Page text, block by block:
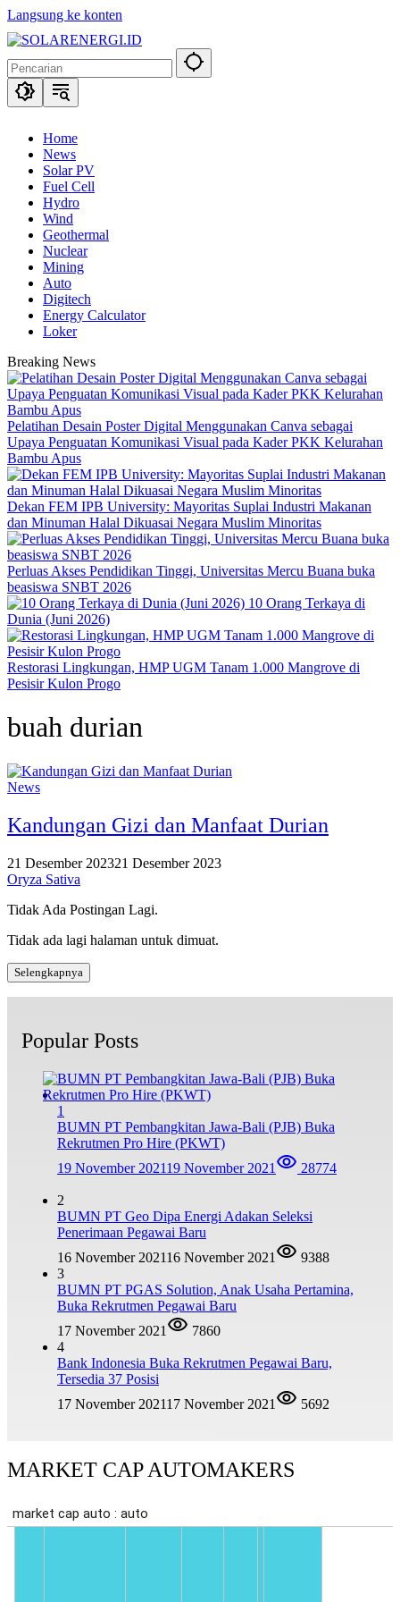
Langsung ke konten
Home
News
Solar PV
Fuel Cell
Hydro
Wind
Geothermal
Nuclear
Mining
Auto
Digitech
Energy Calculator
Loker
Breaking News
Pelatihan Desain Poster Digital Menggunakan Canva sebagai
Upaya Penguatan Komunikasi Visual pada Kader PKK Kelurahan
Bambu Apus
Dekan FEM IPB University: Mayoritas Suplai Industri Makanan
dan Minuman Halal Dikuasai Negara Muslim Minoritas
Perluas Akses Pendidikan Tinggi, Universitas Mercu Buana buka
beasiswa SNBT 2026
10 Orang Terkaya di
Dunia (Juni 2026)
Restorasi Lingkungan, HMP UGM Tanam 1.000 Mangrove di
Pesisir Kulon Progo
buah durian
News
Kandungan Gizi dan Manfaat Durian
21 Desember 202321 Desember 2023
Oryza Sativa
Tidak Ada Postingan Lagi.
Tidak ada lagi halaman untuk dimuat.
Selengkapnya
Popular Posts
1
BUMN PT Pembangkitan Jawa-Bali (PJB) Buka
Rekrutmen Pro Hire (PKWT)
19 November 202119 November 2021 28774
2
BUMN PT Geo Dipa Energi Adakan Seleksi
Penerimaan Pegawai Baru
16 November 202116 November 2021
9388
3
BUMN PT PGAS Solution, Anak Usaha Pertamina,
Buka Rekrutmen Pegawai Baru
17 November 2021
7860
4
Bank Indonesia Buka Rekrutmen Pegawai Baru,
Tersedia 37 Posisi
17 November 202117 November 2021 5692
MARKET CAP AUTOMAKERS